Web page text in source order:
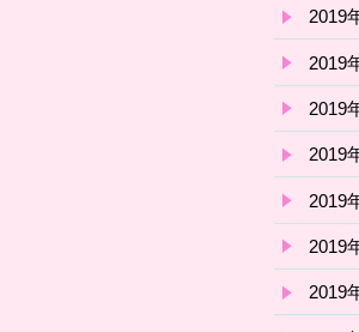
2019
2019
2019
2019
2019
2019
2019